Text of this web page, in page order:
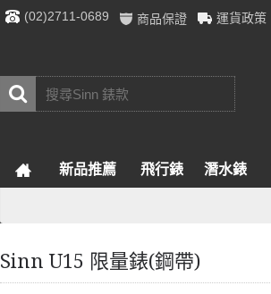
(02)2711-0689 商品保證 運貨政策
新品推薦 飛行錶 潛水錶
Sinn U15 限量錶(鋼帶)